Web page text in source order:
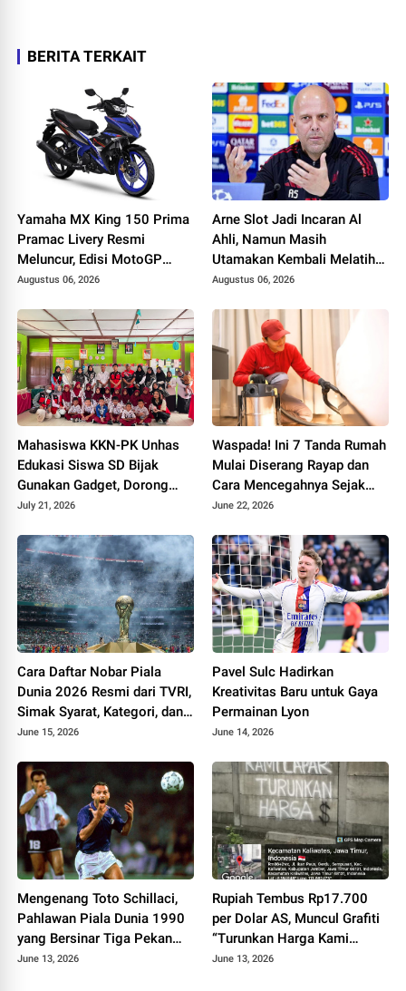
BERITA TERKAIT
Yamaha MX King 150 Prima
Pramac Livery Resmi
Meluncur, Edisi MotoGP
Terbatas 2.000 Unit
Augustus 06, 2026
Arne Slot Jadi Incaran Al
Ahli, Namun Masih
Utamakan Kembali Melatih
di Liga Eropa
Augustus 06, 2026
Mahasiswa KKN-PK Unhas
Edukasi Siswa SD Bijak
Gunakan Gadget, Dorong
Kebiasaan Digital Sehat
July 21, 2026
Waspada! Ini 7 Tanda Rumah
Mulai Diserang Rayap dan
Cara Mencegahnya Sejak
Dini
June 22, 2026
Cara Daftar Nobar Piala
Dunia 2026 Resmi dari TVRI,
Simak Syarat, Kategori, dan
Aturan FIFA
June 15, 2026
Pavel Sulc Hadirkan
Kreativitas Baru untuk Gaya
Permainan Lyon
June 14, 2026
Mengenang Toto Schillaci,
Pahlawan Piala Dunia 1990
yang Bersinar Tiga Pekan
lalu Menghilang dari
June 13, 2026
Rupiah Tembus Rp17.700
per Dolar AS, Muncul Grafiti
“Turunkan Harga Kami
Lapar” di Jember
June 13, 2026